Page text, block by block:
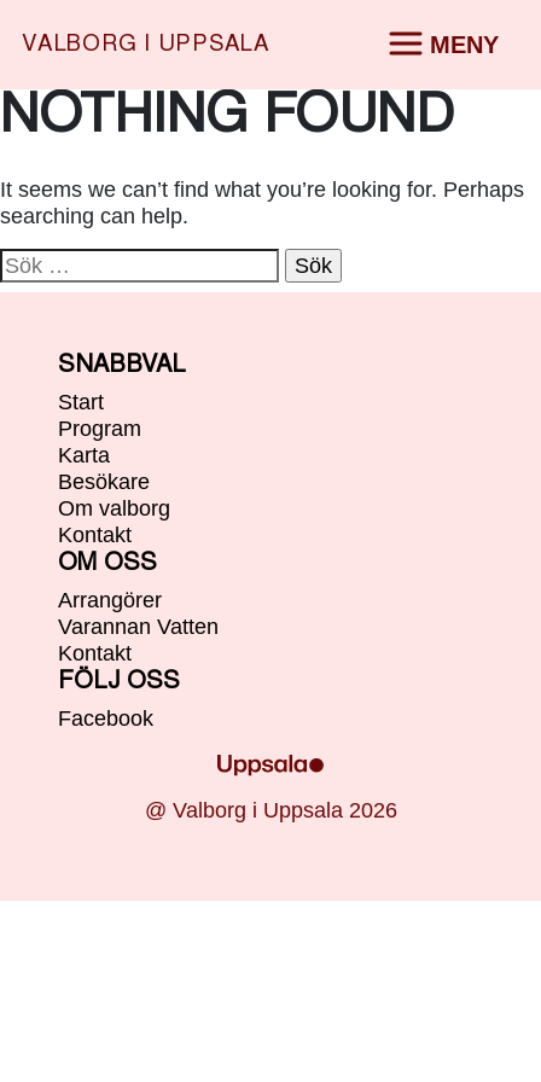
Skip
to
VALBORG I UPPSALA MENY
START
KARTA
BESÖKARE ▶
SV | EN
START
KARTA
BESÖKARE
▶
KONTAKT
SV | EN
NOTHING FOUND
It seems we can’t find what you’re looking for. Perhaps
searching can help.
Sök
efter:
SNABBVAL
Start
Program
Karta
Besökare
Om valborg
Kontakt
OM OSS
Arrangörer
Varannan Vatten
Kontakt
FÖLJ OSS
Facebook
@ Valborg i Uppsala 2026